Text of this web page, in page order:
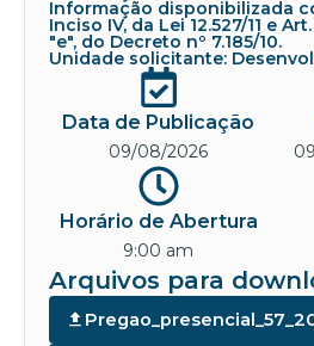
Informação disponibilizada
Inciso IV, da Lei 12.527/11 e
"e", do Decreto nº 7.185/10.
Unidade solicitante:
Data de Publicação
09/08/2026
Horário de Abertura
9:00 am
Arquivos para